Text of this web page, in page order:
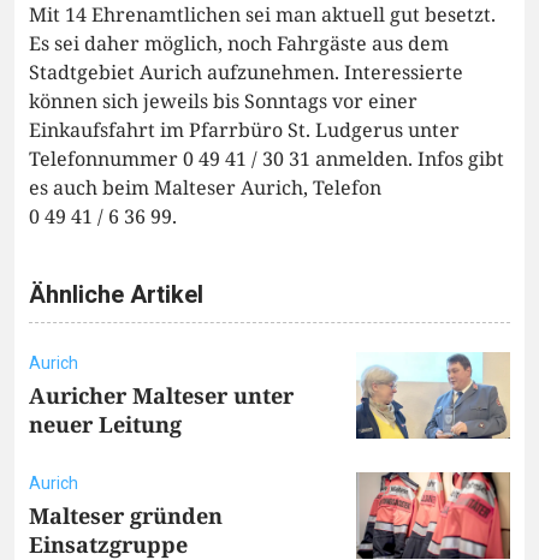
Mit 14 Ehrenamtlichen sei man aktuell gut besetzt.
Es sei daher möglich, noch Fahrgäste aus dem
Stadtgebiet Aurich aufzunehmen. Interessierte
können sich jeweils bis Sonntags vor einer
Einkaufsfahrt im Pfarrbüro St. Ludgerus unter
Telefonnummer 0 49 41 / 30 31 anmelden. Infos gibt
es auch beim Malteser Aurich, Telefon
0 49 41 / 6 36 99.
Ähnliche Artikel
Aurich
Auricher Malteser unter
neuer Leitung
Aurich
Malteser gründen
Einsatzgruppe